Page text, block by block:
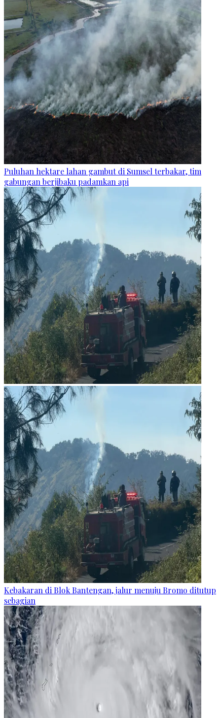
Puluhan hektare lahan gambut di Sumsel terbakar, tim
gabungan berjibaku padamkan api
Kebakaran di Blok Bantengan, jalur menuju Bromo ditutup
sebagian